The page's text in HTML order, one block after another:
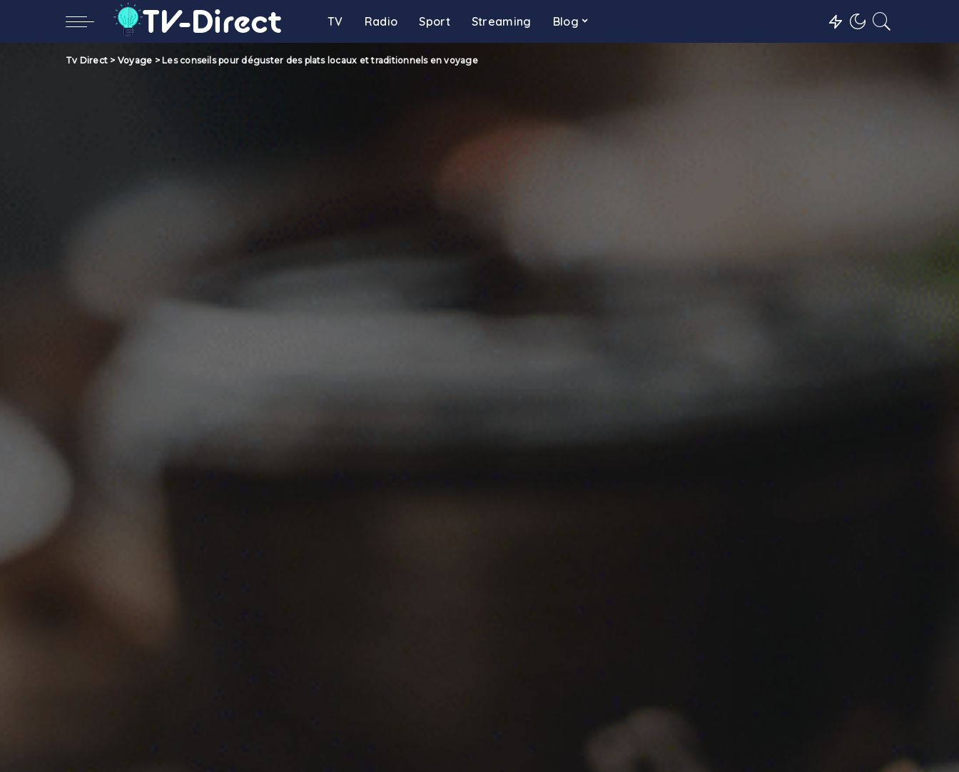
TV Radio Sport Streaming Blog
Tv Direct > Voyage > Les conseils pour déguster des plats locaux et traditionnels en voyage